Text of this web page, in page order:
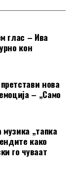
глас – Ива
кон
нова
– „Само
„тапка
како
го чуваат